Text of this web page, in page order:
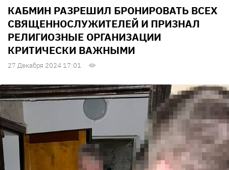
КАБМИН РАЗРЕШИЛ БРОНИРОВАТЬ ВСЕХ
СВЯЩЕННОСЛУЖИТЕЛЕЙ И ПРИЗНАЛ
РЕЛИГИОЗНЫЕ ОРГАНИЗАЦИИ
КРИТИЧЕСКИ ВАЖНЫМИ
27 Декабря 2024 17:01